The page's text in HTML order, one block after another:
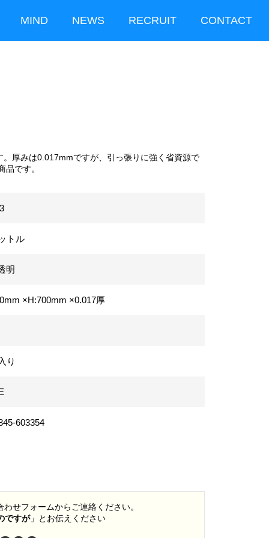
MIND NEWS RECRUIT CONTACT
厚みは0.017mmですが、引っ張りに強く省資源で
品です。
トル
明
×H:700mm ×0.017厚
り
603354
せフォームからご連絡ください。
ですが」とお伝えください